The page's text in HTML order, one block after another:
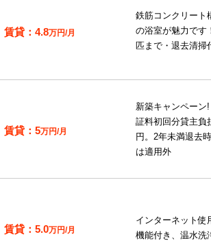
4.8万円/月
鉄筋コンクリー
の浴室が魅力です
匹まで・退去清掃
5万円/月
新築キャンペーン
証料初回分貸主負
円。2年未満退去
は適用外
5.0万円/月
インターネット
機能付き、温水洗